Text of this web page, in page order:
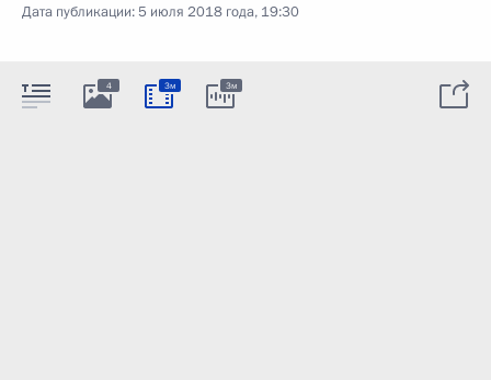
Дата публикации:5 июля 2018 года, 19:30
4 3м 3м